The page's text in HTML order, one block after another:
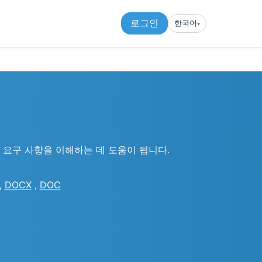
로그인 한국어▾︎
구 사항을 이해하는 데 도움이 됩니다.
DOCX, DOC